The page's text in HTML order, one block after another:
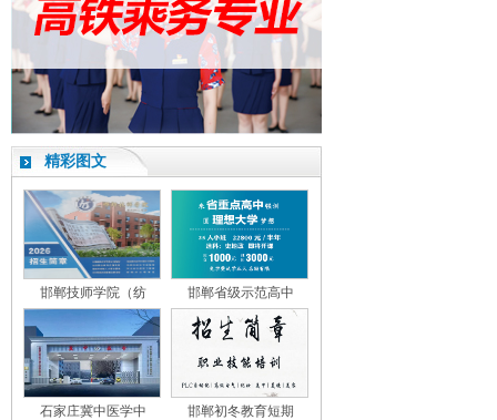
精彩图文
邯郸技师学院（纺 邯郸省级示范高中
石家庄冀中医学中 邯郸初冬教育短期